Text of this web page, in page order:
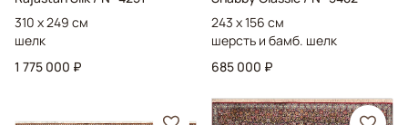
310 x 249 см
шелк
1 775 000 ₽
243 x 156 см
шерсть и бамб. шелк
685 000 ₽